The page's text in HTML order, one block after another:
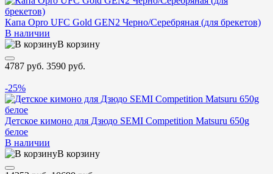
Капа Opro UFC Gold GEN2 Черно/Серебряная (для брекетов)
В наличии
В корзину
4787 руб. 3590 руб.
-25%
Детское кимоно для Дзюдо SEMI Competition Matsuru 650g
белое
В наличии
В корзину